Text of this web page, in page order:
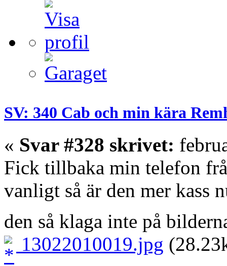
SV: 340 Cab och min kära
« Svar #328 skrivet:
Fick tillbaka min telefon
vanligt så är den mer kass
den så klaga inte på
13022010019.jpg